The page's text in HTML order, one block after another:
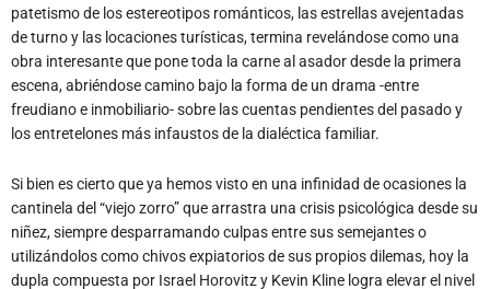
patetismo de los estereotipos románticos, las estrellas avejentadas
de turno y las locaciones turísticas, termina revelándose como una
obra interesante que pone toda la carne al asador desde la primera
escena, abriéndose camino bajo la forma de un drama -entre
freudiano e inmobiliario- sobre las cuentas pendientes del pasado y
los entretelones más infaustos de la dialéctica familiar.
Si bien es cierto que ya hemos visto en una infinidad de ocasiones la
cantinela del “viejo zorro” que arrastra una crisis psicológica desde su
niñez, siempre desparramando culpas entre sus semejantes o
utilizándolos como chivos expiatorios de sus propios dilemas, hoy la
dupla compuesta por Israel Horovitz y Kevin Kline logra elevar el nivel